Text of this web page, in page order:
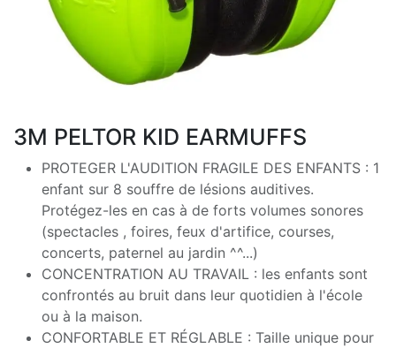
3M PELTOR KID EARMUFFS
PROTEGER L'AUDITION FRAGILE DES ENFANTS : 1
enfant sur 8 souffre de lésions auditives.
Protégez-les en cas à de forts volumes sonores
(spectacles , foires, feux d'artifice, courses,
concerts, paternel au jardin ^^...)
CONCENTRATION AU TRAVAIL : les enfants sont
confrontés au bruit dans leur quotidien à l'école
ou à la maison.
CONFORTABLE ET RÉGLABLE : Taille unique pour